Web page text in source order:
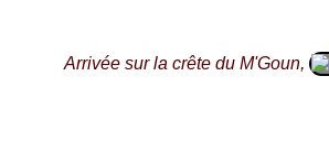
Arrivée sur la crête du M'Goun,